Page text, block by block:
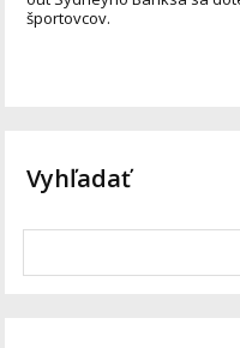
športovcov.
Vyhľadať